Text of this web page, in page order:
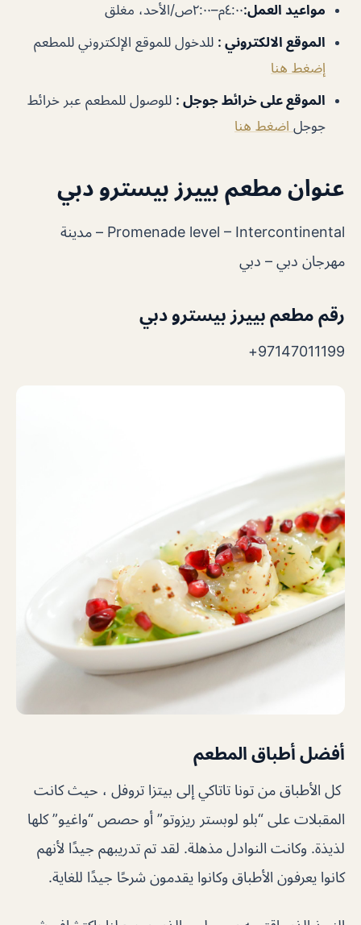
مواعيد العمل:٤:٠٠م–٢:٠٠ص/الأحد، مغلق
الموقع الالكتروني : للدخول للموقع الإلكتروني للمطعم
إضغط هنا
الموقع على خرائط جوجل : للوصول للمطعم عبر خرائط
جوجل اضغط هنا
عنوان مطعم بييرز بيسترو دبي
Promenade level – Intercontinental – مدينة
مهرجان دبي – دبي
رقم مطعم بييرز بيسترو دبي
97147011199+
أفضل أطباق المطعم
كل الأطباق من تونا تاتاكي إلى بيتزا تروفل ، حيث كانت
المقبلات على “بلو لوبستر ريزوتو” أو حصص “واغيو” كلها
لذيذة. وكانت النوادل مذهلة. لقد تم تدريبهم جيدًا لأنهم
كانوا يعرفون الأطباق وكانوا يقدمون شرحًا جيدًا للغاية.